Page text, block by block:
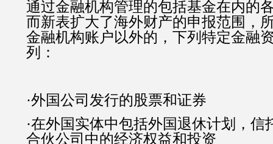
通过金融机构管理的包括基金在内的
而新表扩大了海外财产的申报范围，
金融机构账户以外的，下列特定金融
列：
·外国公司发行的股票和证券
·在外国实体中包括外国退休计划，信
合伙公司中的经济权益和投资